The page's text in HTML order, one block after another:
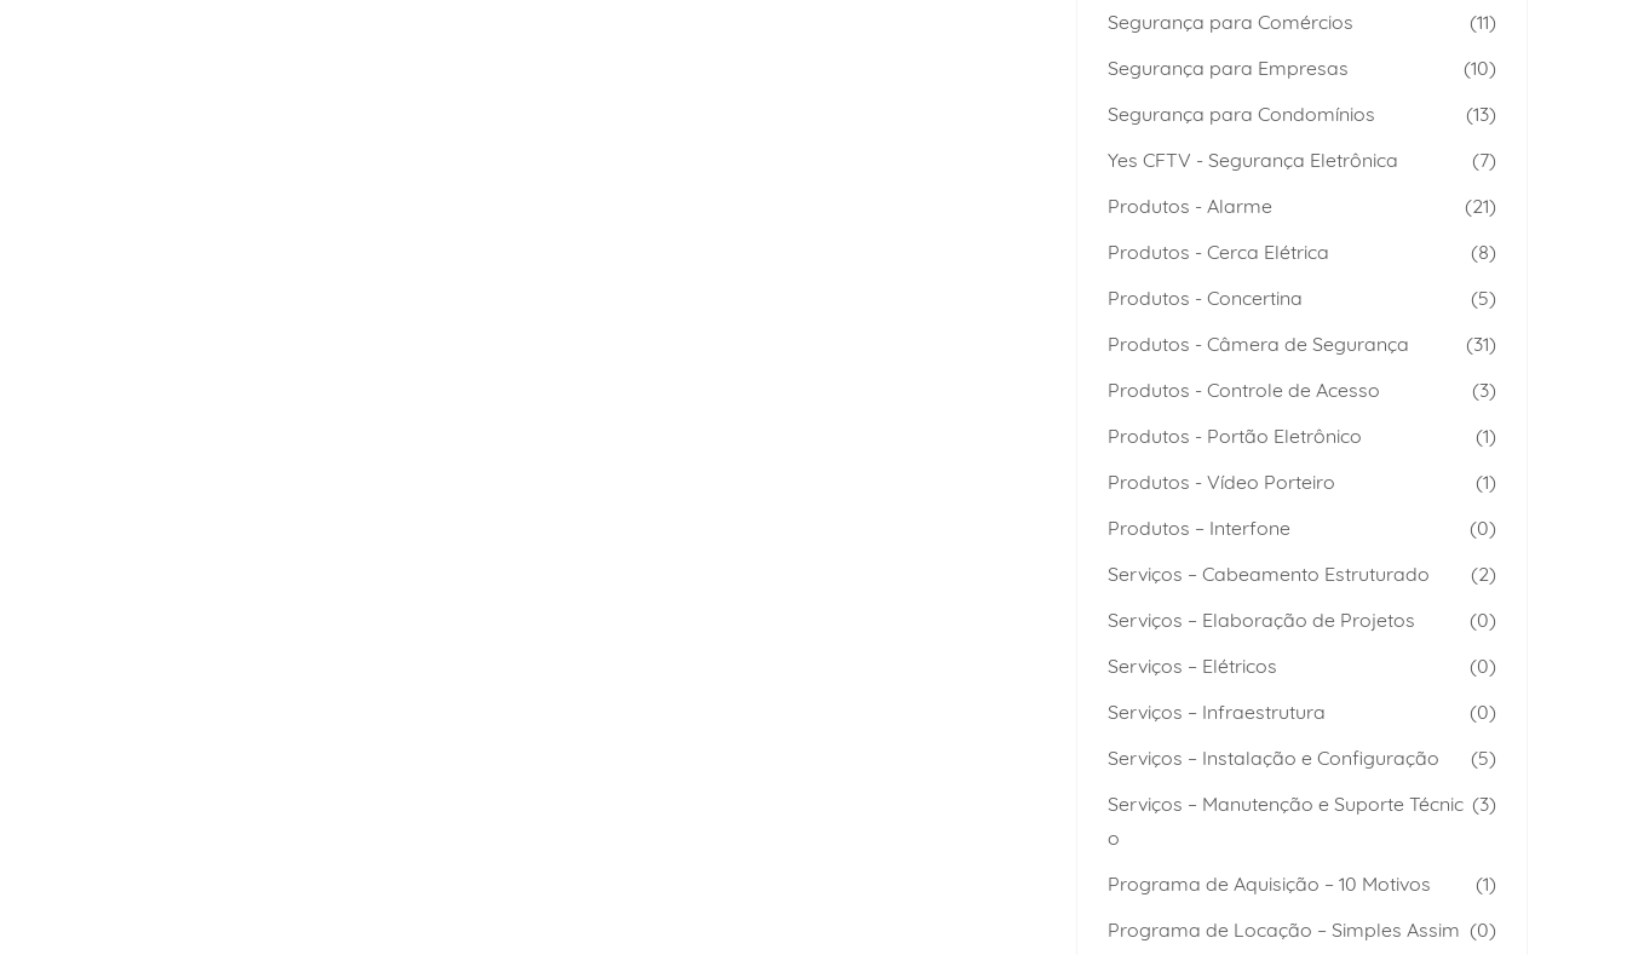
Segurança para Comércios
(11)
Segurança para Empresas
(10)
Segurança para Condomínios
(13)
Yes CFTV - Segurança Eletrônica
(7)
Produtos - Alarme
(21)
Produtos - Cerca Elétrica
(8)
Produtos - Concertina
(5)
Produtos - Câmera de Segurança
(31)
Produtos - Controle de Acesso
(3)
Produtos - Portão Eletrônico
(1)
Produtos - Vídeo Porteiro
(1)
Produtos – Interfone
(0)
Serviços – Cabeamento Estruturado
(2)
Serviços – Elaboração de Projetos
(0)
Serviços – Elétricos
(0)
Serviços – Infraestrutura
(0)
Serviços – Instalação e Configuração
(5)
Serviços – Manutenção e Suporte Técnic
o
(3)
Programa de Aquisição – 10 Motivos
(1)
Programa de Locação – Simples Assim (0)